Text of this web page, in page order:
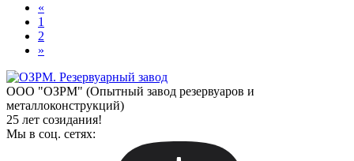
«
1
2
»
ООО "ОЗРМ" (Опытный завод резервуаров и
металлоконструкций)
25 лет созидания!
Мы в соц. сетях: